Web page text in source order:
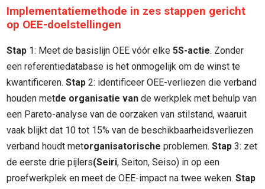
Implementatiemethode in zes stappen gericht
op OEE-doelstellingen
Stap 1: Meet de basislijn OEE vóór elke5S-actie. Zonder
een referentiedatabase is het onmogelijk om de winst te
kwantificeren.Stap 2: identificeer OEE-verliezen die verband
houden metde organisatie van de werkplek met behulp van
een Pareto-analyse van de oorzaken van stilstand, waaruit
vaak blijkt dat 10 tot 15% van de beschikbaarheidsverliezen
verband houdt metorganisatorische problemen.Stap 3: zet
de eerste drie pijlers(Seiri, Seiton, Seiso) in op een
proefwerkplek en meet de OEE-impact na twee weken.Stap